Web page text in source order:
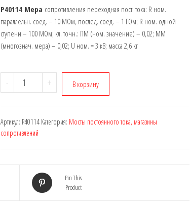
Р40114 Мера сопротивления переходная пост. тока: R ном.
параллельн. соед. – 10 МОм, послед. соед. – 1 ГОм; R ном. одной
ступени – 100 МОм; кл. точн.: ПМ (ном. значение) – 0,02; ММ
(многознач. мера) – 0,02; U ном. = 3 кВ; масса 2,6 кг
- + В корзину
Артикул: Р40114 Категория: Мосты постоянного тока, магазины
сопротивлений
Pin This
Product